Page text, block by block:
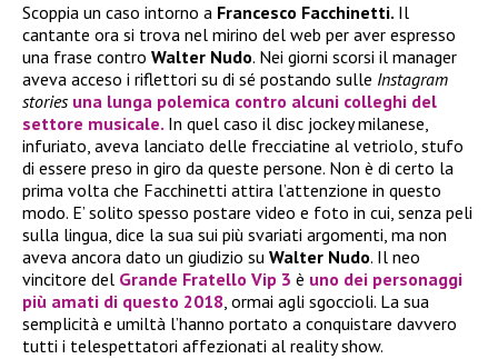
Scoppia un caso intorno a Francesco Facchinetti. Il
cantante ora si trova nel mirino del web per aver espresso
una frase contro Walter Nudo. Nei giorni scorsi il manager
aveva acceso i riflettori su di sé postando sulle Instagram
storiesuna lunga polemica contro alcuni colleghi del
settore musicale. In quel caso il disc jockey milanese,
infuriato, aveva lanciato delle frecciatine al vetriolo, stufo
di essere preso in giro da queste persone. Non è di certo la
prima volta che Facchinetti attira l’attenzione in questo
modo. E’ solito spesso postare video e foto in cui, senza peli
sulla lingua, dice la sua sui più svariati argomenti, ma non
aveva ancora dato un giudizio su Walter Nudo. Il neo
vincitore del Grande Fratello Vip 3 è uno dei personaggi
più amati di questo 2018, ormai agli sgoccioli. La sua
semplicità e umiltà l’hanno portato a conquistare davvero
tutti i telespettatori affezionati al reality show.